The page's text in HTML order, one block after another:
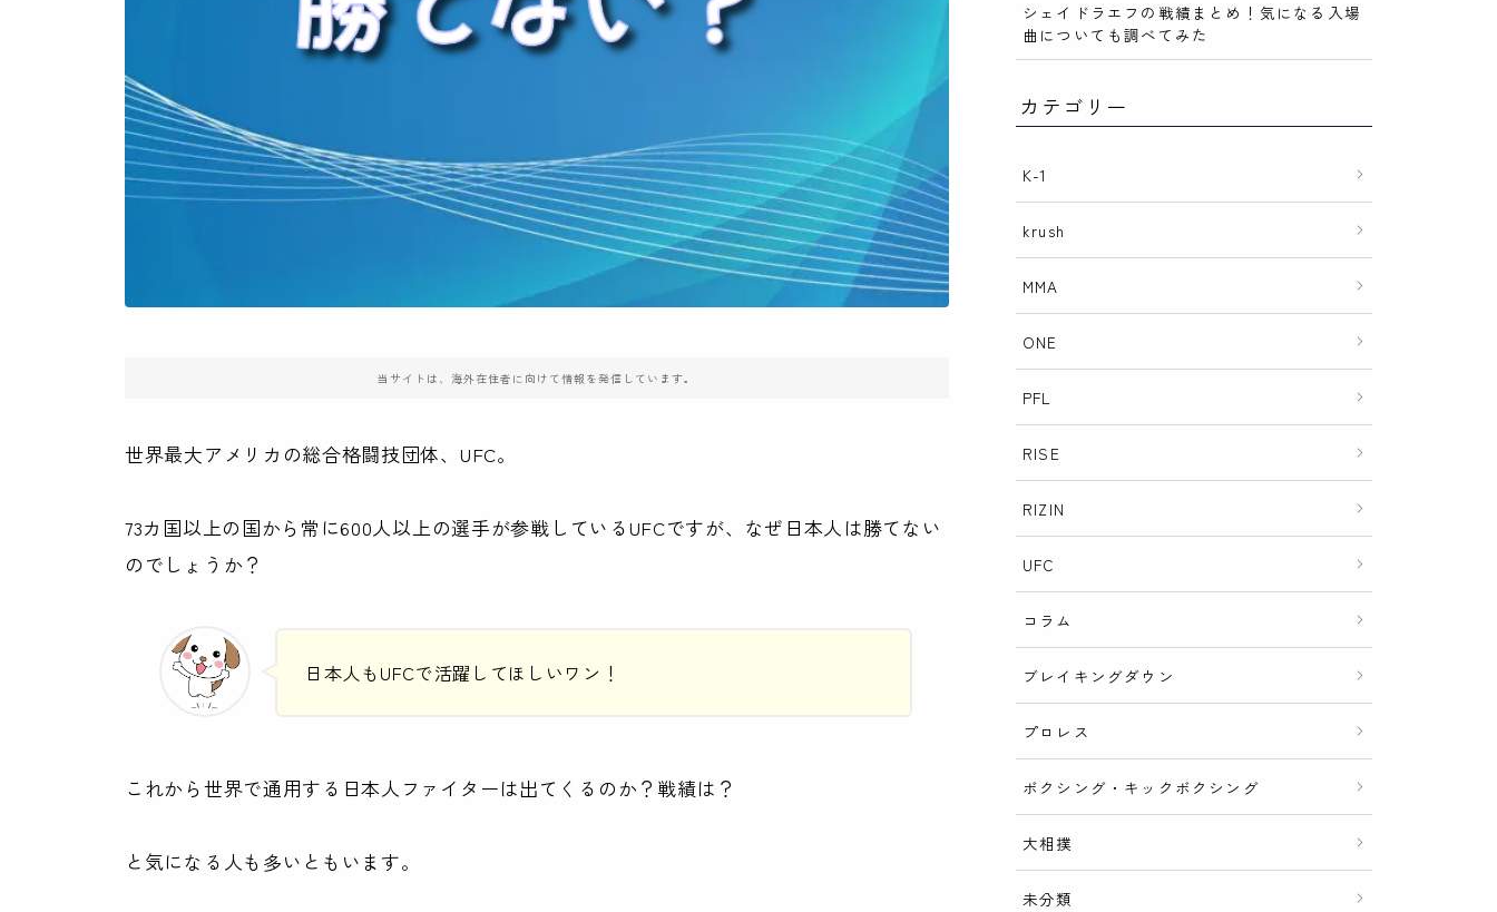
当サイトは、海外在住者に向けて情報を発信しています。
世界最大アメリカの総合格闘技団体、UFC。
73カ国以上の国から常に600人以上の選手が参戦しているUFCですが、なぜ日本人は勝てない
のでしょうか？
日本人もUFCで活躍してほしいワン！
これから世界で通用する日本人ファイターは出てくるのか？戦績は？
と気になる人も多いともいます。
シェイドラエフの戦績まとめ！気になる入場
曲についても調べてみた
カテゴリー
K-1
krush
MMA
ONE
PFL
RISE
RIZIN
UFC
コラム
ブレイキングダウン
プロレス
ボクシング・キックボクシング
大相撲
未分類